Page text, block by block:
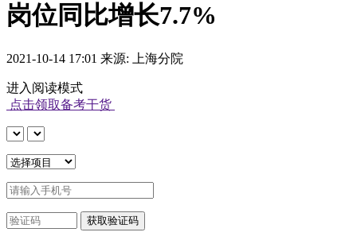
岗位同比增长7.7%
2021-10-14 17:01 来源: 上海分院
进入阅读模式
点击领取备考干货